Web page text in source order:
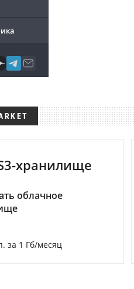
хранилище
облачное
за 1 Гб/месяц